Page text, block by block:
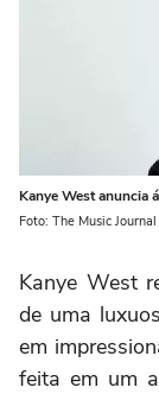
Kanye West anuncia
Foto: The Music Journal
Kanye West
de uma
em
feita em um